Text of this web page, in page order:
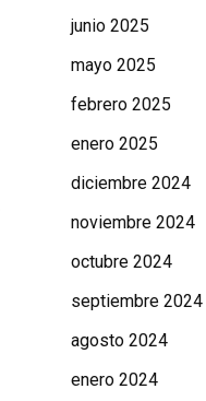
junio 2025
mayo 2025
febrero 2025
enero 2025
diciembre 2024
noviembre 2024
octubre 2024
septiembre 2024
agosto 2024
enero 2024